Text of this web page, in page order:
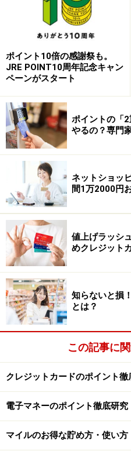
保有株数に応じたオーナーズ
例えば、100株保有し、イ
たとします。オーナーズカ
ャッシュバックとなります
お客さま感謝デーと
毎月20日・30日の「
の提示・支払、WAONでの
の5％OFF時にまとめ買い
しょうか？
このお客さま感謝デー
可能です。つまり、お客さ
オーナーズカードの提示で
ンセレクトカードのWAON
ため、合計9％のおトクです
＞＞＞株で損をしたくない
ードはおトク？
※記事内容は執筆時点のもので
い。
本記事の内容は一般的な情報提
行ってください。
ポイント10倍の感謝祭も。
JRE POINT10周年記念キャン
ペーンがスタート
ポイントの「
やるの？専門
ネットショッ
間1万2000円
値上げラッシ
めクレジット
知らないと損
とは？
この記事に
クレジットカードのポイント徹
電子マネーのポイント徹底研究
マイルのお得な貯め方・使い方